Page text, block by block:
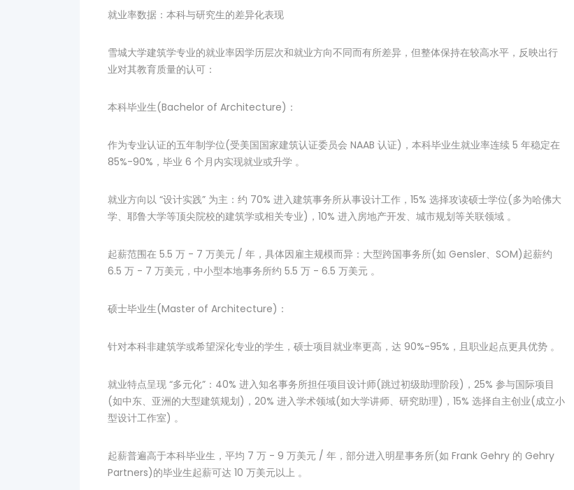
就业率数据：本科与研究生的差异化表现
雪城大学建筑学专业的就业率因学历层次和就业方向不同而有所差异，但整体保持在较高水平，反映出行
业对其教育质量的认可：
本科毕业生(Bachelor of Architecture)：
作为专业认证的五年制学位(受美国国家建筑认证委员会 NAAB 认证)，本科毕业生就业率连续 5 年稳定在
85%-90%，毕业 6 个月内实现就业或升学 。
就业方向以 “设计实践” 为主：约 70% 进入建筑事务所从事设计工作，15% 选择攻读硕士学位(多为哈佛大
学、耶鲁大学等顶尖院校的建筑学或相关专业)，10% 进入房地产开发、城市规划等关联领域 。
起薪范围在 5.5 万 - 7 万美元 / 年，具体因雇主规模而异：大型跨国事务所(如 Gensler、SOM)起薪约
6.5 万 - 7 万美元，中小型本地事务所约 5.5 万 - 6.5 万美元 。
硕士毕业生(Master of Architecture)：
针对本科非建筑学或希望深化专业的学生，硕士项目就业率更高，达 90%-95%，且职业起点更具优势 。
就业特点呈现 “多元化”：40% 进入知名事务所担任项目设计师(跳过初级助理阶段)，25% 参与国际项目
(如中东、亚洲的大型建筑规划)，20% 进入学术领域(如大学讲师、研究助理)，15% 选择自主创业(成立小
型设计工作室) 。
起薪普遍高于本科毕业生，平均 7 万 - 9 万美元 / 年，部分进入明星事务所(如 Frank Gehry 的 Gehry
Partners)的毕业生起薪可达 10 万美元以上 。